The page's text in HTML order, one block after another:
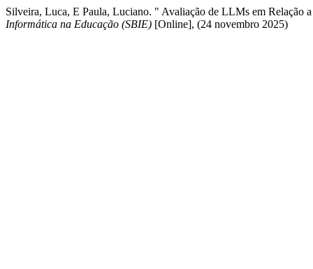
Silveira, Luca, E Paula, Luciano. " Avaliação de LLMs em Relação
Informática na Educação (SBIE) [Online], (24 novembro 2025)